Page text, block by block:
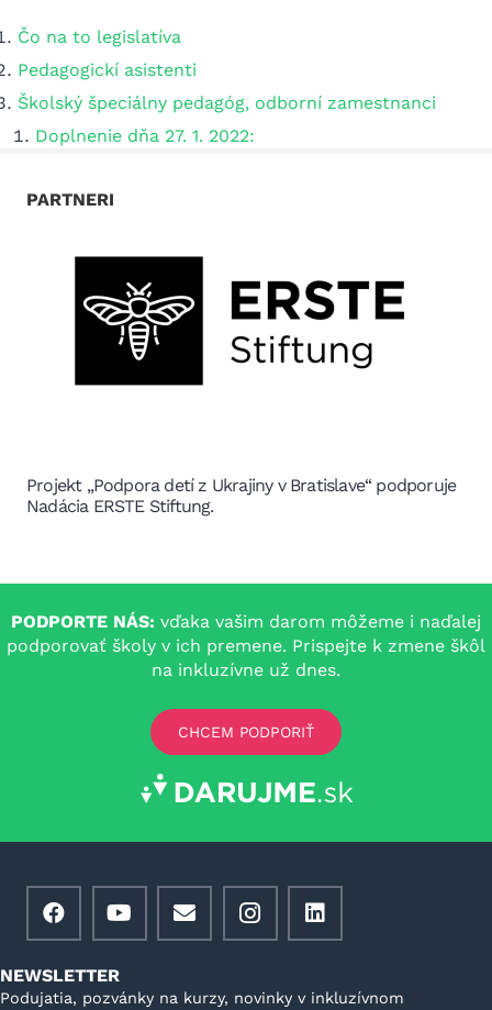
Čo na to legislatíva
Pedagogickí asistenti
Školský špeciálny pedagóg, odborní zamestnanci
Doplnenie dňa 27. 1. 2022:
PARTNERI
Projekt „Podpora detí z Ukrajiny v Bratislave“ podporuje
Nadácia ERSTE Stiftung.
PODPORTE NÁS: vďaka vašim darom môžeme i naďalej
podporovať školy v ich premene. Prispejte k zmene škôl
na inkluzívne už dnes.
CHCEM PODPORIŤ
NEWSLETTER
Podujatia, pozvánky na kurzy, novinky v inkluzívnom